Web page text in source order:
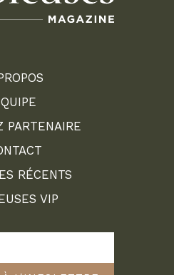
PARTENAIRE
RÉCENTS
VIP